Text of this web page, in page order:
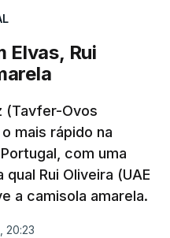
Elvas, Rui
(Tavfer-Ovos
mais rápido na
com uma
Rui Oliveira (UAE
a camisola amarela.
20:23